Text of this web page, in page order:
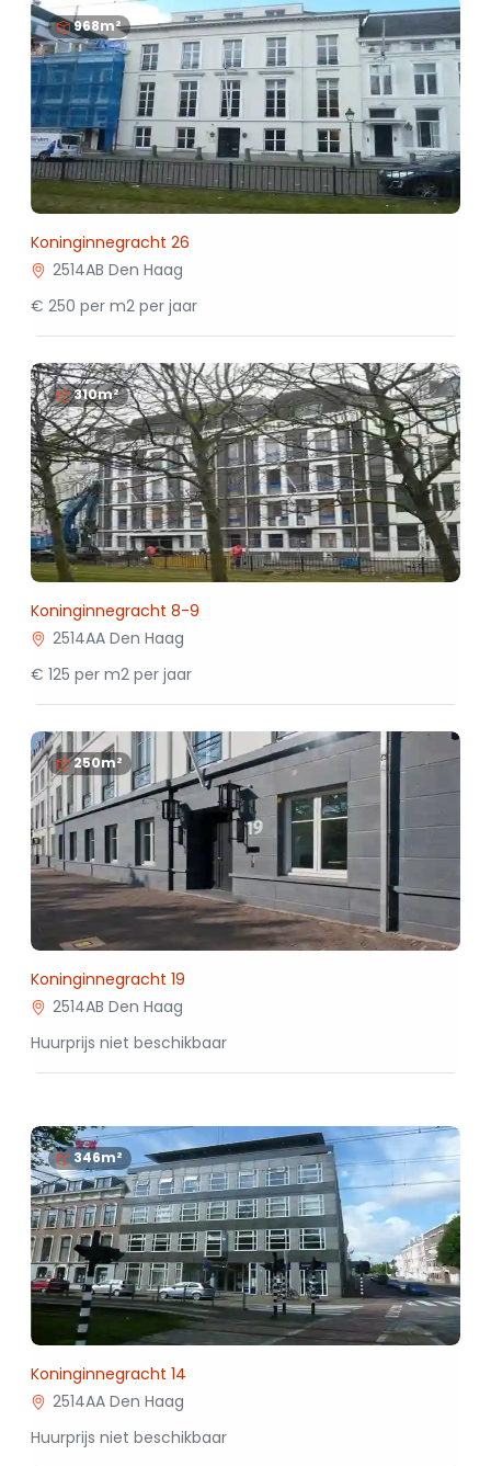
968m²
Koninginnegracht 26
2514AB Den Haag
€ 250 per m2 per jaar
310m²
Koninginnegracht 8-9
2514AA Den Haag
€ 125 per m2 per jaar
250m²
Koninginnegracht 19
2514AB Den Haag
Huurprijs niet beschikbaar
346m²
Koninginnegracht 14
2514AA Den Haag
Huurprijs niet beschikbaar